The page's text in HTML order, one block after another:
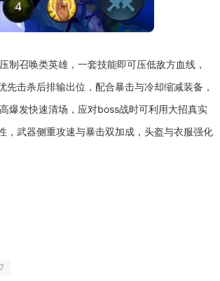
召唤类英雄，一套技能即可压低敌方血线，
击杀后排输出位，配合暴击与冷却缩减装备，
爆发快速清场，应对boss战时可利用大招真实
，武器侧重攻速与暴击双加成，头盔与衣服强化